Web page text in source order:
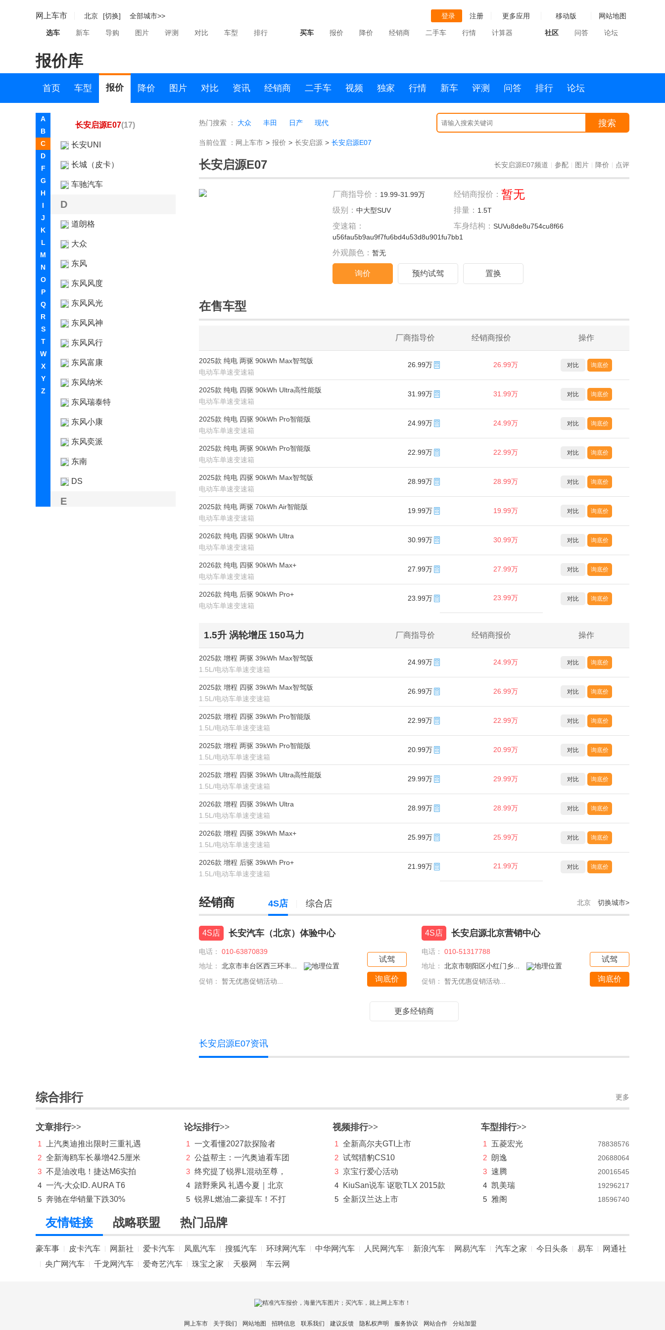
网上车市 北京 [切换] 全部城市>> 登录 注册 更多应用 移动版 网站地图
选车 新车 导购 图片 评测 对比 车型 排行 买车 报价 降价 经销商 二手车 行情 计算器 社区 问答 论坛
报价库
首页 车型 报价 降价 图片 对比 资讯 经销商 二手车 视频 独家 行情 新车 评测 问答 排行 论坛
A
B
C
D
F
G
H
I
J
K
L
M
N
O
P
Q
R
S
T
W
X
Y
Z
长安启源Q05
长安启源A06(8)
长安启源Q07 (9)
长安启源E07(17)
长安UNI
长城（皮卡）
车驰汽车
D
道朗格
大众
东风
东风风度
东风风光
东风风神
东风风行
东风富康
东风纳米
东风瑞泰特
东风小康
东风奕派
东南
DS
E
江铃集团新能源
捷达
捷尼赛思
捷途
吉利
吉利几何
热门搜索 ： 大众 丰田 日产 现代 搜索
当前位置 ： 网上车市 > 报价 > 长安启源 > 长安启源E07
长安启源E07 长安启源E07频道 参配 图片 降价 点评
厂商指导价： 19.99-31.99万 经销商报价： 暂无
级别： 中大型SUV 排量： 1.5T
变速箱：
u56fau5b9au9f7fu6bd4u53d8u901fu7bb1
车身结构： SUVu8de8u754cu8f66
外观颜色： 暂无
询价 预约试驾 置换
在售车型
厂商指导价 经销商报价 操作
2025款 纯电 两驱 90kWh Max智驾版
电动车单速变速箱
26.99万 26.99万 对比 询底价
2025款 纯电 四驱 90kWh Ultra高性能版
电动车单速变速箱
31.99万 31.99万 对比 询底价
2025款 纯电 四驱 90kWh Pro智能版
电动车单速变速箱
24.99万 24.99万 对比 询底价
2025款 纯电 两驱 90kWh Pro智能版
电动车单速变速箱
22.99万 22.99万 对比 询底价
2025款 纯电 四驱 90kWh Max智驾版
电动车单速变速箱
28.99万 28.99万 对比 询底价
2025款 纯电 两驱 70kWh Air智能版
电动车单速变速箱
19.99万 19.99万 对比 询底价
2026款 纯电 四驱 90kWh Ultra
电动车单速变速箱
30.99万 30.99万 对比 询底价
2026款 纯电 四驱 90kWh Max+
电动车单速变速箱
27.99万 27.99万 对比 询底价
2026款 纯电 后驱 90kWh Pro+
电动车单速变速箱
23.99万 23.99万 对比 询底价
1.5升 涡轮增压 150马力 厂商指导价 经销商报价 操作
2025款 增程 两驱 39kWh Max智驾版
1.5L/电动车单速变速箱
24.99万 24.99万 对比 询底价
2025款 增程 四驱 39kWh Max智驾版
1.5L/电动车单速变速箱
26.99万 26.99万 对比 询底价
2025款 增程 四驱 39kWh Pro智能版
1.5L/电动车单速变速箱
22.99万 22.99万 对比 询底价
2025款 增程 两驱 39kWh Pro智能版
1.5L/电动车单速变速箱
20.99万 20.99万 对比 询底价
2025款 增程 四驱 39kWh Ultra高性能版
1.5L/电动车单速变速箱
29.99万 29.99万 对比 询底价
2026款 增程 四驱 39kWh Ultra
1.5L/电动车单速变速箱
28.99万 28.99万 对比 询底价
2026款 增程 四驱 39kWh Max+
1.5L/电动车单速变速箱
25.99万 25.99万 对比 询底价
2026款 增程 后驱 39kWh Pro+
1.5L/电动车单速变速箱
21.99万 21.99万 对比 询底价
经销商 北京 切换城市>
4S店 综合店
4S店 长安汽车（北京）体验中心
电话：
010-63870839
地址：
北京市丰台区西三环丰...
促销：
暂无优惠促销活动...
试驾
询底价
4S店 长安启源北京营销中心
电话：
010-51317788
地址：
北京市朝阳区小红门乡...
促销：
暂无优惠促销活动...
试驾
询底价
更多经销商
长安启源E07资讯
综合排行 更多
文章排行>>
1
上汽奥迪推出限时三重礼遇
2 全新海鸥车长暴增42.5厘米
3 不是油改电！捷达M6实拍
4 一汽-大众ID. AURA T6
5 奔驰在华销量下跌30%
论坛排行>>
1
一文看懂2027款探险者
2 公益帮主：一汽奥迪看车团
3 终究提了锐界L混动至尊，
4 踏野乘风 礼遇今夏｜北京
5 锐界L燃油二豪提车！不打
视频排行>>
1
全新高尔夫GTI上市
2 试驾猎豹CS10
3 京宝行爱心活动
4
KiuSan说车 讴歌TLX 2015款
5 全新汉兰达上市
车型排行>>
1 五菱宏光 78838576
2 朗逸 20688064
3 速腾 20016545
4 凯美瑞 19296217
5 雅阁 18596740
友情链接 战略联盟 热门品牌
豪车事 皮卡汽车 网新社 爱卡汽车 凤凰汽车 搜狐汽车 环球网汽车 中华网汽车 人民网汽车 新浪汽车 网易汽车 汽车之家 今日头条 易车 网通社
央广网汽车 千龙网汽车 爱奇艺汽车 珠宝之家 天极网 车云网
网上车市 关于我们 网站地图 招聘信息 联系我们 建议反馈 隐私权声明 服务协议 网站合作 分站加盟